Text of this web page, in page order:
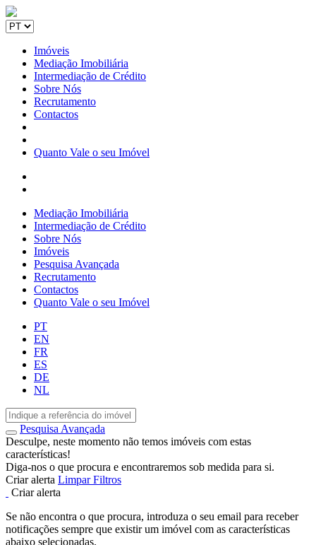
Imóveis
Mediação Imobiliária
Intermediação de Crédito
Sobre Nós
Recrutamento
Contactos
Quanto Vale o seu Imóvel
Mediação Imobiliária
Intermediação de Crédito
Sobre Nós
Imóveis
Pesquisa Avançada
Recrutamento
Contactos
Quanto Vale o seu Imóvel
PT
EN
FR
ES
DE
NL
Pesquisa Avançada
Desculpe, neste momento não temos imóveis com estas
características!
Diga-nos o que procura e encontraremos sob medida para si.
Criar alerta Limpar Filtros
Criar alerta
Se não encontra o que procura, introduza o seu email para receber
notificações sempre que existir um imóvel com as características
abaixo selecionadas.